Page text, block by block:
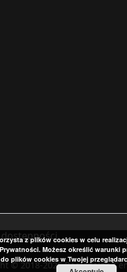
© 2018-2026 Regionalne
z plików cookies w celu
Możesz określić warunki
plików cookies w Twojej